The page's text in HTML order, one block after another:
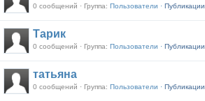
0 сообщений · Группа: Пользователи · Публикации
Тарик
0 сообщений · Группа: Пользователи · Публикации
татьяна
0 сообщений · Группа: Пользователи · Публикации